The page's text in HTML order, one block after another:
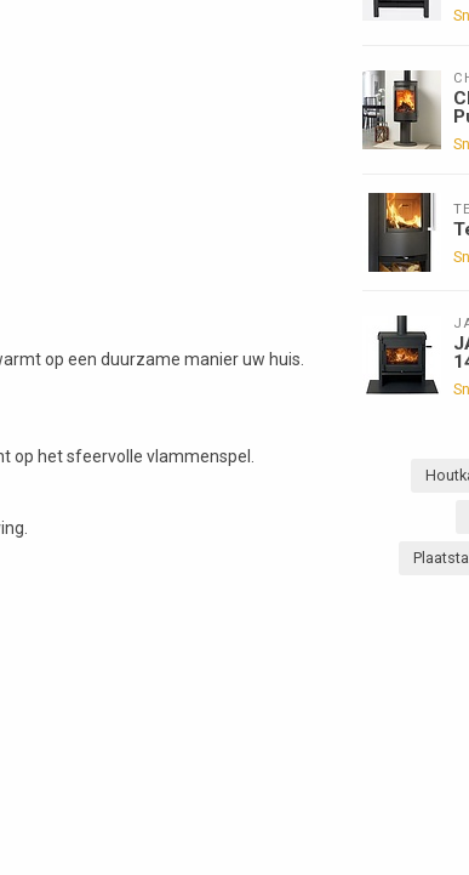
op een duurzame manier uw huis.
op het sfeervolle vlammenspel.